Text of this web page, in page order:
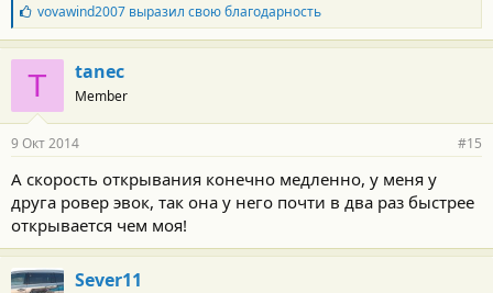
Б
л
а
г
о
д
а
н
с
т
и
:
vovawind2007выразил свою благодарность
T tanec
Member
9 Окт 2014 #15
А скорость открывания конечно медленно, у меня у
друга ровер эвок, так она у него почти в два раз быстрее
открывается чем моя!
Sever11